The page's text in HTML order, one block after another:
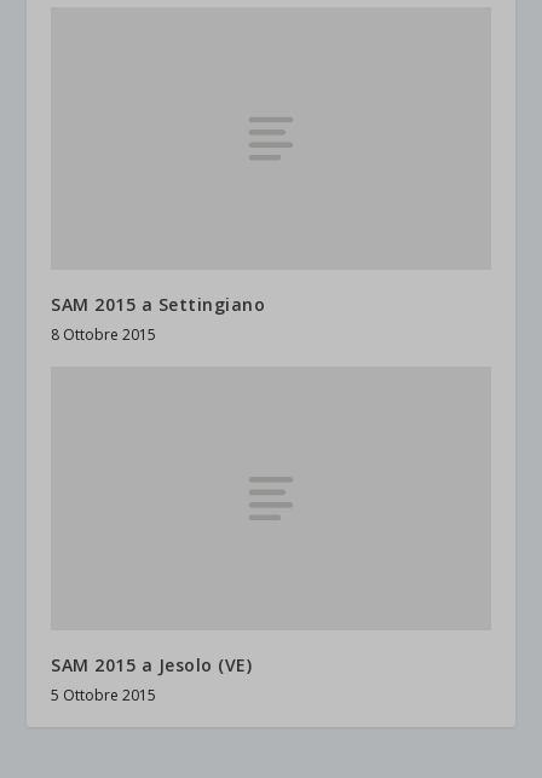
SAM 2015 a Settingiano
8 Ottobre 2015
SAM 2015 a Jesolo (VE)
5 Ottobre 2015